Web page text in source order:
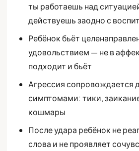
ты работаешь над
действуешь заодно с
Ребёнок бьёт
удовольствием — не в
подходит и бьёт
Агрессия сопровождается
симптомами: тики,
кошмары
После удара ребёнок не
слова и не проявляет